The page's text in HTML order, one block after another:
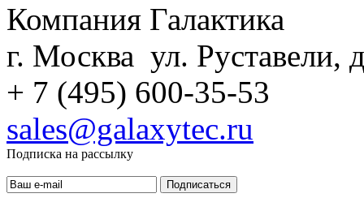
Компания Галактика
г. Москва ул. Руставели,
+ 7 (495) 600-35-53
sales@galaxytec.ru
Подписка на рассылку
Подписаться